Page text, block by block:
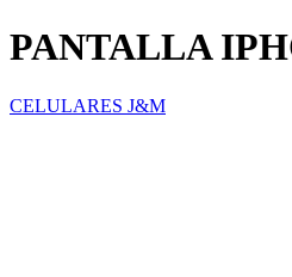
PANTALLA
CELULARES J&M